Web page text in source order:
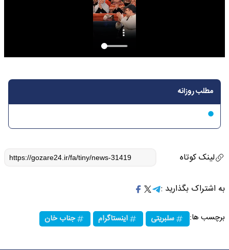
مطلب روزانه
لینک کوتاه
به اشتراک بگذارید :
برچسب ها: سلبریتی اینستاگرام جناب خان